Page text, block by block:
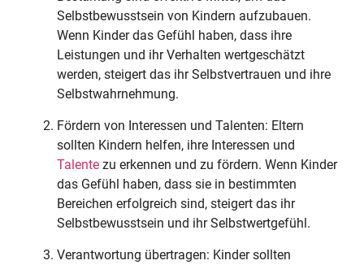
Selbstbewusstsein von Kindern aufzubauen.
Wenn Kinder das Gefühl haben, dass ihre
Leistungen und ihr Verhalten wertgeschätzt
werden, steigert das ihr Selbstvertrauen und ihre
Selbstwahrnehmung.
Fördern von Interessen und Talenten: Eltern
sollten Kindern helfen, ihre Interessen und
Talente zu erkennen und zu fördern. Wenn Kinder
das Gefühl haben, dass sie in bestimmten
Bereichen erfolgreich sind, steigert das ihr
Selbstbewusstsein und ihr Selbstwertgefühl.
Verantwortung übertragen: Kinder sollten